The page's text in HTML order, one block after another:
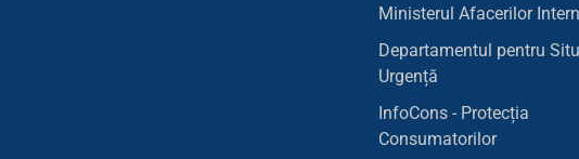
Ministerul Afacerilor
Departamentul pentru
Urgență
InfoCons - Protecția
Consumatorilor